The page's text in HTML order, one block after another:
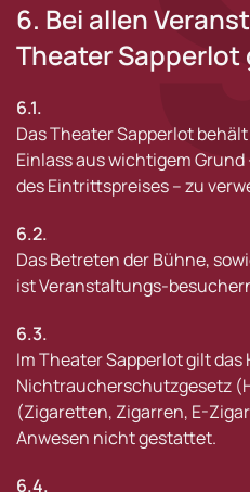
6. Bei allen
Theater Sapperlot
6.1.
Das Theater Sapperlot
Einlass aus wichtigem
des Eintrittspreises – zu
6.2.
Das Betreten der Bühne,
ist Veranstaltungs-
6.3.
Im Theater Sapperlot gilt das
Nichtraucherschutzgesetz
(Zigaretten, Zigarren, E-
Anwesen nicht gestattet.
6.4.